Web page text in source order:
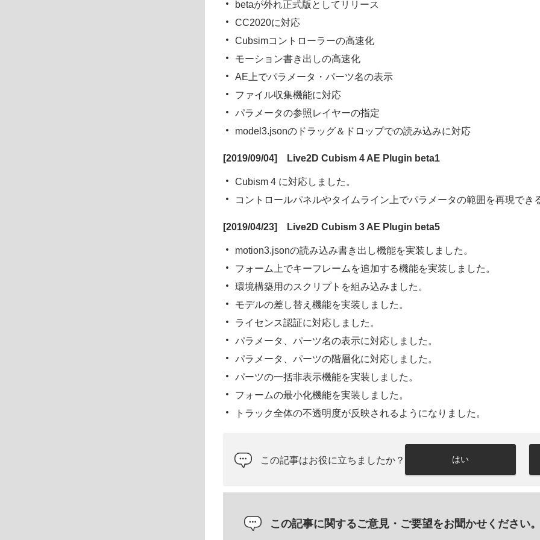
betaが外れ正式版としてリリース
CC2020に対応
Cubsimコントローラーの高速化
モーション書き出しの高速化
AE上でパラメータ・パーツ名の表示
ファイル収集機能に対応
パラメータの参照レイヤーの指定
model3.jsonのドラッグ＆ドロップでの読み込みに対応
[2019/09/04] Live2D Cubism 4 AE Plugin beta1
Cubism 4 に対応しました。
コントロールパネルやタイムライン上でパラメータの範囲を再現でき
[2019/04/23] Live2D Cubism 3 AE Plugin beta5
motion3.jsonの読み込み書き出し機能を実装しました。
フォーム上でキーフレームを追加する機能を実装しました。
環境構築用のスクリプトを組み込みました。
モデルの差し替え機能を実装しました。
ライセンス認証に対応しました。
パラメータ、パーツ名の表示に対応しました。
パラメータ、パーツの階層化に対応しました。
パーツの一括非表示機能を実装しました。
フォームの最小化機能を実装しました。
トラック全体の不透明度が反映されるようになりました。
この記事はお役に立ちましたか？ はい
この記事に関するご意見・ ご要望をお聞かせください。